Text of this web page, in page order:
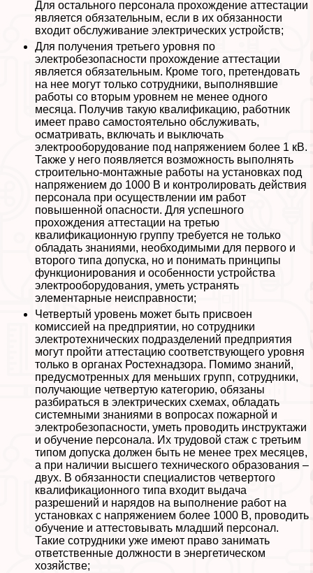
Для остального персонала прохождение аттестации
является обязательным, если в их обязанности
входит обслуживание электрических устройств;
Для получения третьего уровня по
электробезопасности прохождение аттестации
является обязательным. Кроме того, претендовать
на нее могут только сотрудники, выполнявшие
работы со вторым уровнем не менее одного
месяца. Получив такую квалификацию, работник
имеет право самостоятельно обслуживать,
осматривать, включать и выключать
электрооборудование под напряжением более 1 кВ.
Также у него появляется возможность выполнять
строительно-монтажные работы на установках под
напряжением до 1000 В и контролировать действия
персонала при осуществлении им работ
повышенной опасности. Для успешного
прохождения аттестации на третью
квалификационную группу требуется не только
обладать знаниями, необходимыми для первого и
второго типа допуска, но и понимать принципы
функционирования и особенности устройства
электрооборудования, уметь устранять
элементарные неисправности;
Четвертый уровень может быть присвоен
комиссией на предприятии, но сотрудники
электротехнических подразделений предприятия
могут пройти аттестацию соответствующего уровня
только в органах Ростехнадзора. Помимо знаний,
предусмотренных для меньших групп, сотрудники,
получающие четвертую категорию, обязаны
разбираться в электрических схемах, обладать
системными знаниями в вопросах пожарной и
электробезопасности, уметь проводить инструктажи
и обучение персонала. Их трудовой стаж с третьим
типом допуска должен быть не менее трех месяцев,
а при наличии высшего технического образования –
двух. В обязанности специалистов четвертого
квалификационного типа входит выдача
разрешений и нарядов на выполнение работ на
установках с напряжением более 1000 В, проводить
обучение и аттестовывать младший персонал.
Такие сотрудники уже имеют право занимать
ответственные должности в энергетическом
хозяйстве;